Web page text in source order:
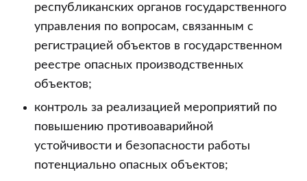
республиканских органов государственного
управления по вопросам, связанным с
регистрацией объектов в государственном
реестре опасных производственных
объектов;
контроль за реализацией мероприятий по
повышению противоаварийной
устойчивости и безопасности работы
потенциально опасных объектов;